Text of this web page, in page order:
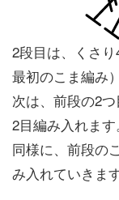
2段目は、くさ
最初のこま編み
次は、前段の2
2目編み入れます
同様に、前段の
み入れていきます